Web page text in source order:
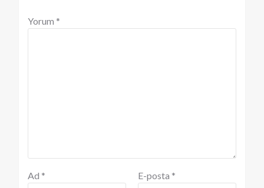
Yorum *
Ad * E-posta *